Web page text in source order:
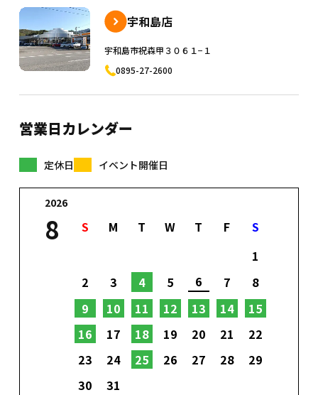
宇和島店
宇和島市祝森甲３０６１−１
0895-27-2600
営業日カレンダー
定休日 イベント開催日
2026
8 S M T W T F
S
1
2
3 4 5 6 7
8
9
10 11 12 13 14
15
16
17 18 19 20 21
22
23
24 25 26 27 28
29
30
31